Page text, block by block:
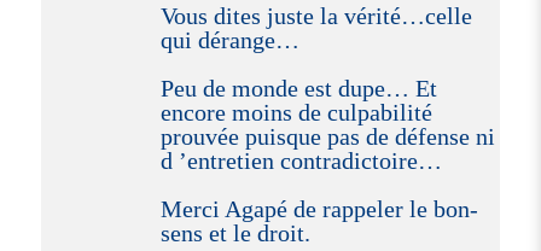
Vous dites juste la vérité…celle
qui dérange…
Peu de monde est dupe… Et
encore moins de culpabilité
prouvée puisque pas de défense ni
d ’entretien contradictoire…
Merci Agapé de rappeler le bon-
sens et le droit.